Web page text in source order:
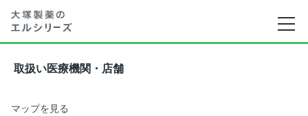
取扱い医療機関・店舗
マップを見る